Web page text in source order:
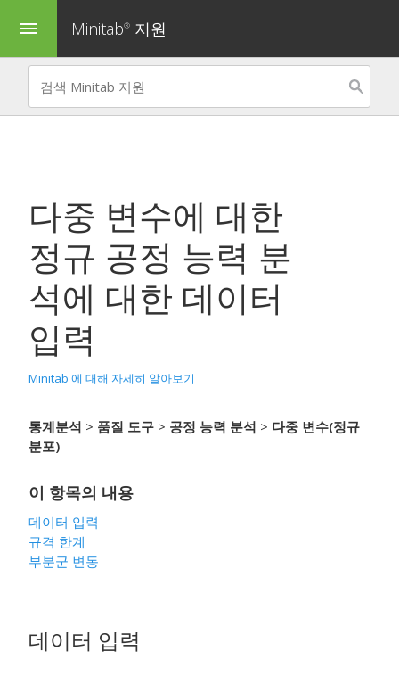
menu Minitab® 지원
다중 변수에 대한
정규 공정 능력 분
석에 대한 데이터
입력
Minitab 에 대해 자세히 알아보기
통계분석 > 품질 도구 > 공정 능력 분석 > 다중 변수(정규
분포)
이 항목의 내용
데이터 입력
규격 한계
부분군 변동
데이터 입력